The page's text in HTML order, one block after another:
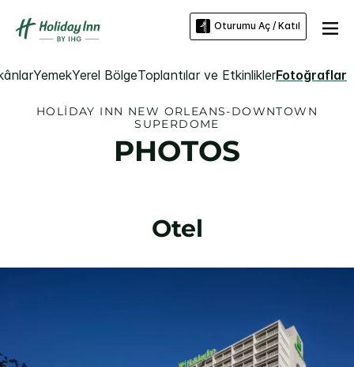
Oturumu Aç / Katıl
YemekYerel BölgeToplantılar ve EtkinliklerFotoğraflar
HOLIDAY INN NEW ORLEANS-DOWNTOWN
SUPERDOME
PHOTOS
Otel